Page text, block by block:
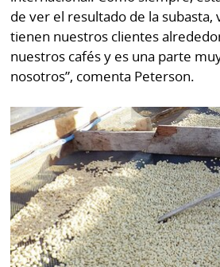
de ver el resultado de la subasta,
tienen nuestros clientes
nuestros cafés y es una parte
nosotros”, comenta Peterson.